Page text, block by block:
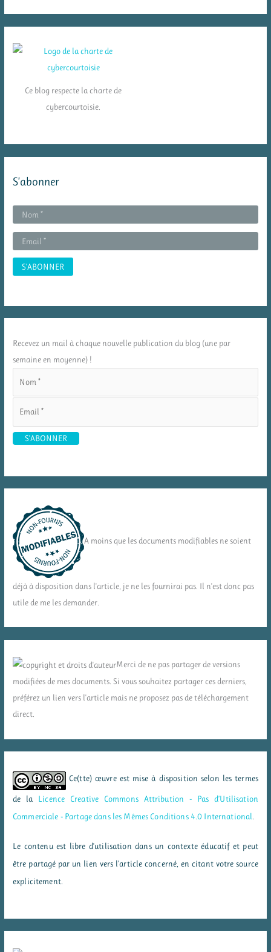
Ce blog respecte la charte de
cybercourtoisie.
S’abonner
Recevez un mail à chaque nouvelle publication du blog (une par
semaine en moyenne) !
A moins que les documents modifiables ne soient
déjà à disposition dans l'article, je ne les fournirai pas. Il n'est donc pas
utile de me les demander.
Merci de ne pas partager de versions
modifiées de mes documents. Si vous souhaitez partager ces derniers,
préférez un lien vers l'article mais ne proposez pas de téléchargement
direct.
Ce(tte) œuvre est mise à disposition selon les termes
de la Licence Creative Commons Attribution - Pas d’Utilisation
Commerciale - Partage dans les Mêmes Conditions 4.0 International
Le contenu est libre d'utilisation dans un contexte éducatif et peut
être partagé par un lien vers l'article concerné, en citant votre source
explicitement.